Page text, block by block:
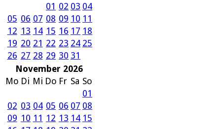
01 02 03 04
05 06 07 08 09 10 11
12 13 14 15 16 17 18
19 20 21 22 23 24 25
26 27 28 29 30 31
November 2026
Mo Di Mi Do Fr Sa So
01
02 03 04 05 06 07 08
09 10 11 12 13 14 15